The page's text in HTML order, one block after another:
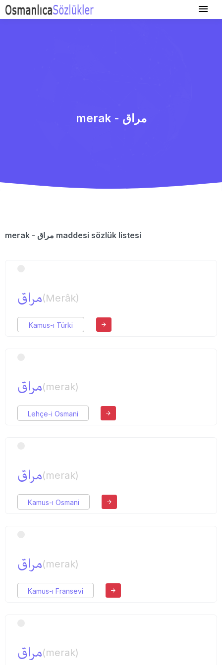
merak - مراق
merak - مراق maddesi sözlük listesi
مراق(Merâk)
Kamus-ı Türki
مراق(merak)
Lehçe-i Osmani
مراق(merak)
Kamus-ı Osmani
مراق(merak)
Kamus-ı Fransevi
مراق(merak)